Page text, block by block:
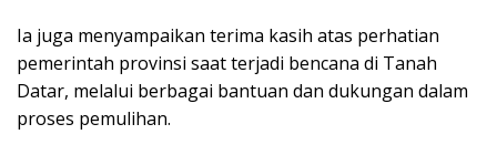
Ia juga menyampaikan terima kasih atas perhatian
pemerintah provinsi saat terjadi bencana di Tanah
Datar, melalui berbagai bantuan dan dukungan dalam
proses pemulihan.